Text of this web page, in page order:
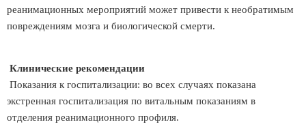
реанимационных мероприятий может привести к необратимым
повреждениям мозга и биологической смерти.
Клинические рекомендации
Показания к госпитализации: во всех случаях показана
экстренная госпитализация по витальным показаниям в
отделения реанимационного профиля.